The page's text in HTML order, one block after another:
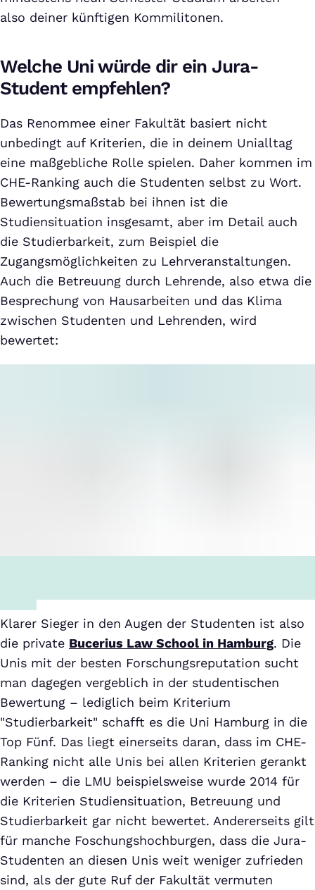
also deiner künftigen Kommilitonen.
Welche Uni würde dir ein Jura-
Student empfehlen?
Das Renommee einer Fakultät basiert nicht
unbedingt auf Kriterien, die in deinem Unialltag
eine maßgebliche Rolle spielen. Daher kommen im
CHE-Ranking auch die Studenten selbst zu Wort.
Bewertungsmaßstab bei ihnen ist die
Studiensituation insgesamt, aber im Detail auch
die Studierbarkeit, zum Beispiel die
Zugangsmöglichkeiten zu Lehrveranstaltungen.
Auch die Betreuung durch Lehrende, also etwa die
Besprechung von Hausarbeiten und das Klima
zwischen Studenten und Lehrenden, wird
bewertet:
Klarer Sieger in den Augen der Studenten ist also
die private Bucerius Law School in Hamburg. Die
Unis mit der besten Forschungsreputation sucht
man dagegen vergeblich in der studentischen
Bewertung – lediglich beim Kriterium
"Studierbarkeit" schafft es die Uni Hamburg in die
Top Fünf. Das liegt einerseits daran, dass im CHE-
Ranking nicht alle Unis bei allen Kriterien gerankt
werden – die LMU beispielsweise wurde 2014 für
die Kriterien Studiensituation, Betreuung und
Studierbarkeit gar nicht bewertet. Andererseits gilt
für manche Foschungshochburgen, dass die Jura-
Studenten an diesen Unis weit weniger zufrieden
sind, als der gute Ruf der Fakultät vermuten